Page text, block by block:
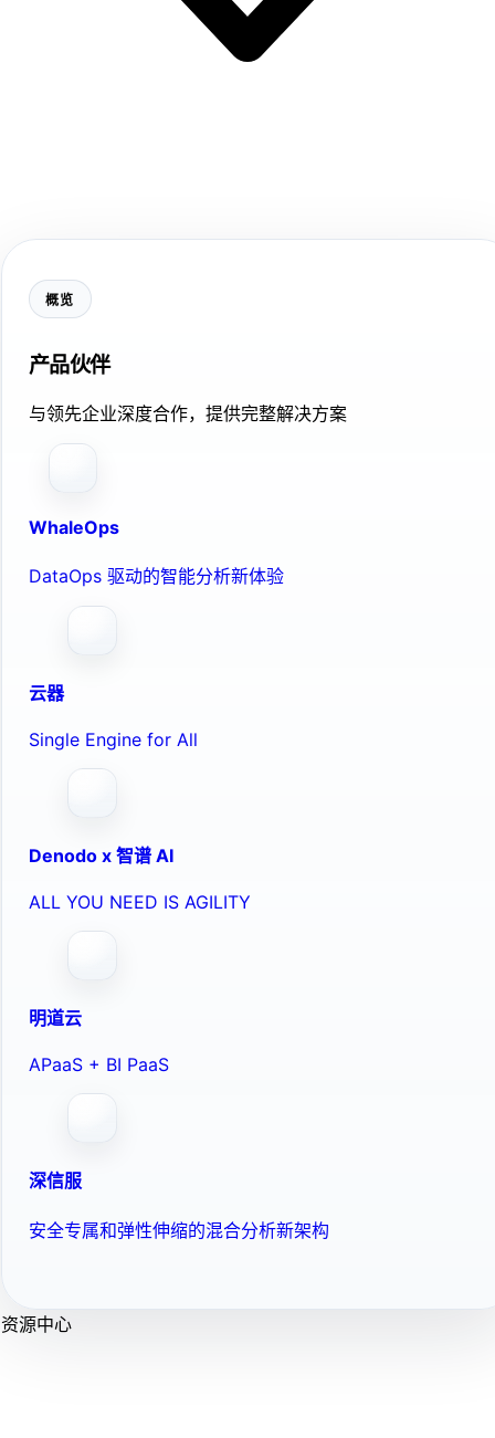
概览
产品伙伴
与领先企业深度合作，提供完整解决方案
WhaleOps
DataOps 驱动的智能分析新体验
云器
Single Engine for All
Denodo x 智谱 AI
ALL YOU NEED IS AGILITY
明道云
APaaS + BI PaaS
深信服
安全专属和弹性伸缩的混合分析新架构
资源中心